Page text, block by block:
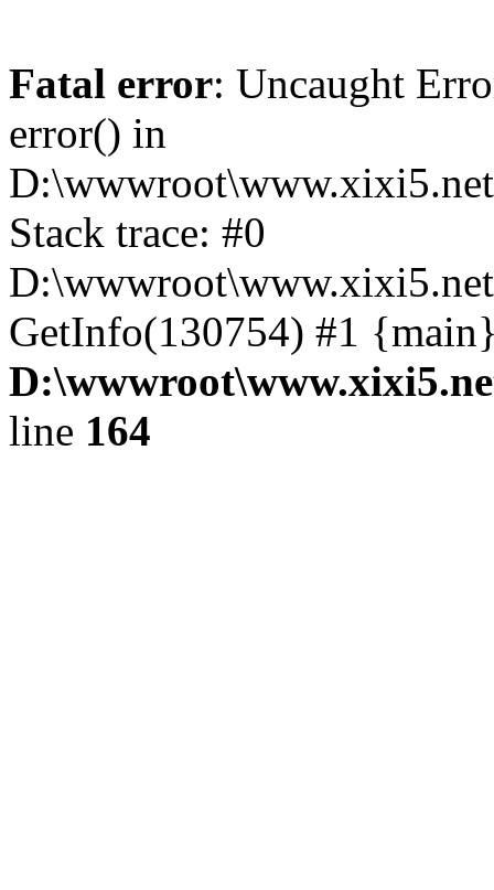
Fatal error: Uncaught
error() in
Stack trace: #0
GetInfo(130754) #1
line 164